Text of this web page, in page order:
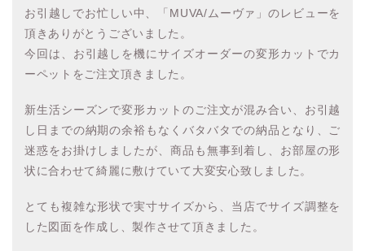
お引越しでお忙しい中、「MUVA/ムーヴァ」のレビューを
頂きありがとうございました。
今回は、お引越しを機にサイズオーダーの変形カットでカ
ーペットをご注文頂きました。
新生活シーズンで変形カットのご注文が混み合い、お引越
し日までの納期の余裕もなくバタバタでの納品となり、ご
迷惑をお掛けしましたが、商品も無事到着し、お部屋の形
状に合わせて綺麗に敷けていて大変安心致しました。
とても複雑な形状で実寸サイズから、当店でサイズ調整を
した図面を作成し、製作させて頂きました。